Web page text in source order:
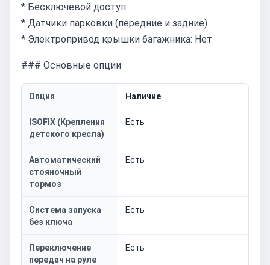
* Бесключевой доступ
* Датчики парковки (передние и задние)
* Электропривод крышки багажника: Нет
### Основные опции
Опция Наличие
ISOFIX (Крепления
детского кресла)
Есть
Автоматический
стояночный
тормоз
Есть
Система запуска
без ключа
Есть
Переключение
передач на руле
Есть